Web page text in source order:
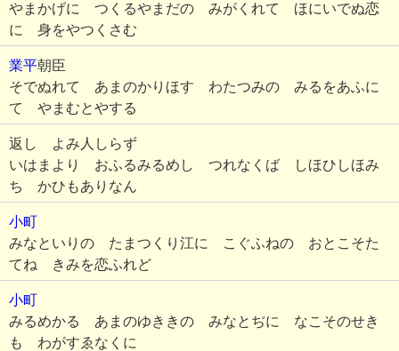
やまかげに つくるやまだの みがくれて ほにいでぬ恋
に 身をやつくさむ
業平朝臣
そでぬれて あまのかりほす わたつみの みるをあふに
て やまむとやする
返し よみ人しらず
いはまより おふるみるめし つれなくば しほひしほみ
ち かひもありなん
小町
みなといりの たまつくり江に こぐふねの おとこそた
てね きみを恋ふれど
小町
みるめかる あまのゆききの みなとぢに なこそのせき
も わがすゑなくに